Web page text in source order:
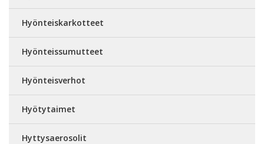
Hyönteiskarkotteet
Hyönteissumutteet
Hyönteisverhot
Hyötytaimet
Hyttysaerosolit